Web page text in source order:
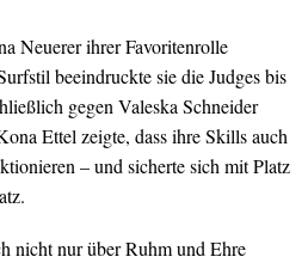
Neuerer ihrer Favoritenrolle
beeindruckte sie die Judges bis
gegen Valeska Schneider
Ettel zeigte, dass ihre Skills auch
– und sicherte sich mit Platz
nicht nur über Ruhm und Ehre